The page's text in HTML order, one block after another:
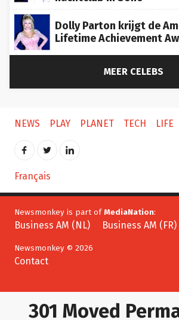
Dolly Parton krijgt de
Lifetime Achievement
MEER CELEBS
NEWS PLAY PLANET TECH LIFE
Français
Newsmonkey is part of MediaNation
Business AM (NL) Business AM (FR)
Newsmonkey © 2026
Contact
301 Moved